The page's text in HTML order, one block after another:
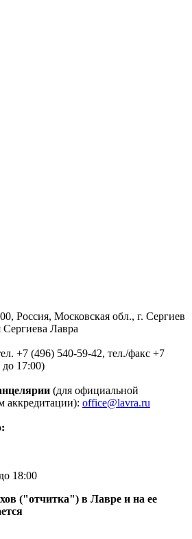
Россия, Московская обл., г. Сергиев
Лавра
+7 (496) 540-59-42, тел./факс +7
до 17:00)
(для официальной
аккредитации): office@lavra.ru
18:00
("отчитка") в Лавре и на ее